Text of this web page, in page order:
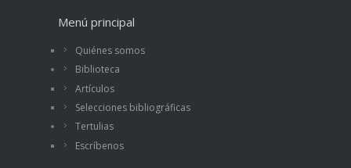
Menú principal
Quiénes somos
Biblioteca
Artículos
Selecciones bibliográficas
Tertulias
Escríbenos